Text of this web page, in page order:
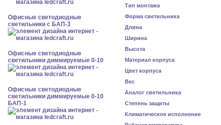
Офисные светодиодные
светильники с БАП-3
Офисные светодиодные
светильники диммируемые 0-10
Офисные светодиодные
светильники диммируемые 0-10
БАП-1
Тип монтажа
Форма светильника
Длина
Ширина
Высота
Материал корпуса
Цвет корпуса
Вес
Аналог светильника
Степень защиты
Климатическое исполнение